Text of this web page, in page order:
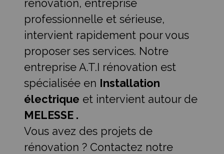
rénovation, entreprise
professionnelle et sérieuse,
intervient rapidement pour vous
proposer ses services. Notre
entreprise A.T.I rénovation est
spécialisée en Installation
électrique et intervient autour de
MELESSE .
Vous avez des projets de
rénovation ? Contactez notre